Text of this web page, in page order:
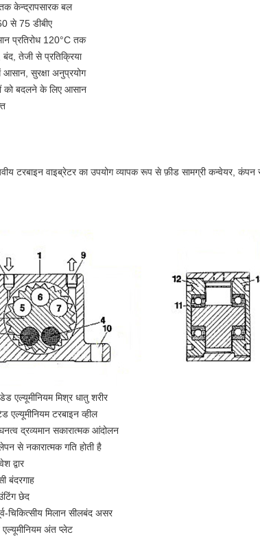
केन्द्रापसारक बल
से 75 डीबीए
प्रतिरोध 120°C तक
तेजी से प्रतिक्रिया
सुरक्षा अनुप्रयोग
को बदलने के लिए आसान
टरबाइन वाइब्रेटर का उपयोग व्यापक रूप से फ़ीड सामग्री कन्वेयर,
एल्यूमीनियम मिश्र धातु शरीर
एल्यूमीनियम टरबाइन व्हील
द्रव्यमान सकारात्मक आंदोलन
से नकारात्मक गति होती है
द्वार
बंदरगाह
छेद
चिकित्सीय मिलान सीलबंद असर
एल्यूमीनियम अंत प्लेट